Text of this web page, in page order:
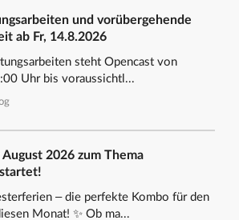
und vorübergehende
ab Fr, 14.8.2026
steht Opencast von
Uhr bis voraussichtl...
2026 zum Thema
– die perfekte Kombo für den
Monat! ✨ Ob ma...